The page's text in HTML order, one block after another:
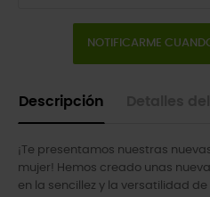
NOTIFICARME
Descripción
¡Te presentamos nuestras
mujer! Hemos creado unas
en la sencillez y la versatilidad